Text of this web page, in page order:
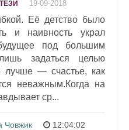
19-09-2018
Её детство было
и наивность украл
под большим
задаться целью
лучше — счастье, как
неважным.Когда на
ср...
Човжик 12:04:02